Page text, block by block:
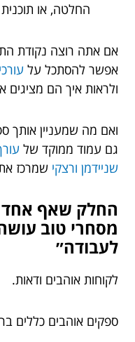
החלטה, או
אם אתה רוצה נקודת
אפשר להסתכל על
ולראות איך הם
ואם מה שמעניין אותך
גם עמוד ממוקד של
שניידמן ורצקי שמרכז
החלק שאף אחד
מסחרי טוב
לעבודה״
לקוחות אוהבים ודאות.
ספקים אוהבים כללים